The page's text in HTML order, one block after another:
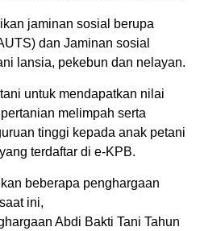
jaminan sosial berupa
dan Jaminan sosial
lansia, pekebun dan nelayan.
untuk mendapatkan nilai
melimpah serta
tinggi kepada anak petani
terdaftar di e-KPB.
beberapa penghargaan
ini,
Abdi Bakti Tani Tahun